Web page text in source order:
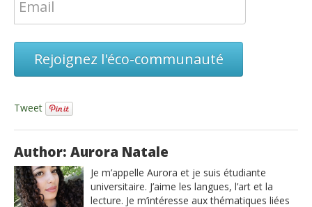
Rejoignez l'éco-communauté
Tweet
Author: Aurora Natale
Je m’appelle Aurora et je suis étudiante
universitaire. J’aime les langues, l’art et la
lecture. Je m’intéresse aux thématiques liées